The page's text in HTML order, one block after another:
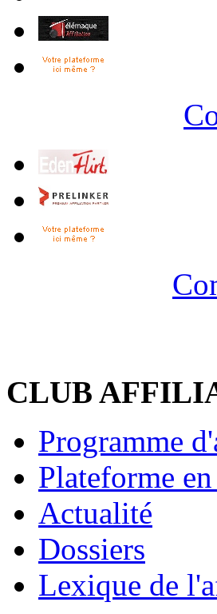
CLUB
Programme
Plateforme
Actualité
Dossiers
Lexique de